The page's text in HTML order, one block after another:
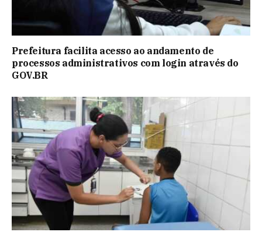
Prefeitura facilita acesso ao andamento de
processos administrativos com login através do
GOV.BR